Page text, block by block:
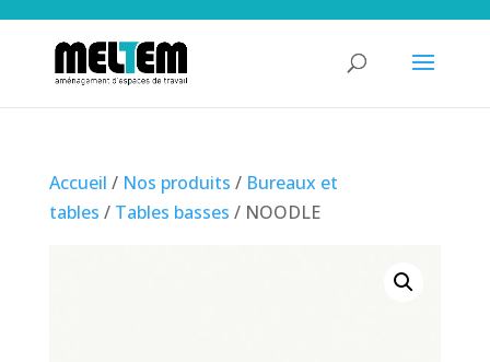
Accueil / Nos produits / Bureaux et
tables / Tables basses / NOODLE